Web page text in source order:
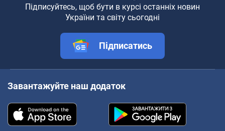
Підписуйтесь, щоб бути в курсі останніх новин
України та світу сьогодні
Підписатись
Завантажуйте наш додаток